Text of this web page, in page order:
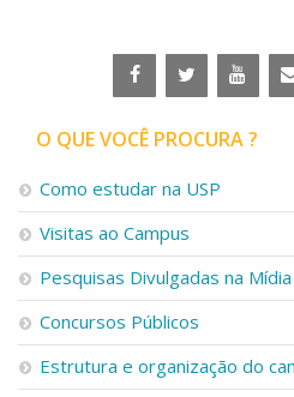
Linhas de Pesquisa
Centros, Núcleos e Projetos
Iniciação Científica
Empresas Juniores
Extensão à Comunidade
Projetos, Programas e Cursos
Artes, Cultura e Esportes
Museus e Espaços Interativos
Serviços
Bibliotecas
O QUE VOCÊ PROCURA ?
Como estudar na USP
Visitas ao Campus
Pesquisas Divulgadas na Mídia
Concursos Públicos
Estrutura e organização do